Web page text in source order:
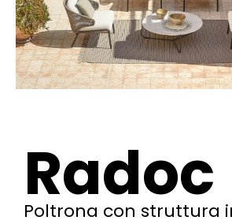
Radoc
Poltrona con struttura